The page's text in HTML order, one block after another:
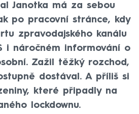
Janotka má za sebou
po pracovní stránce, kdy
zpravodajského kanálu
i náročném informování o
Zažil těžký rozchod,
dostával. A příliš si
které připadly na
lockdownu.